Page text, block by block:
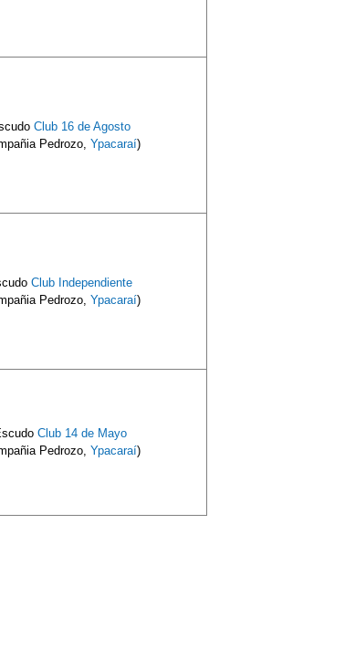
Club 16 de Agosto
Pedrozo, Ypacaraí)
Club Independiente
Pedrozo, Ypacaraí)
Club 14 de Mayo
Pedrozo, Ypacaraí)